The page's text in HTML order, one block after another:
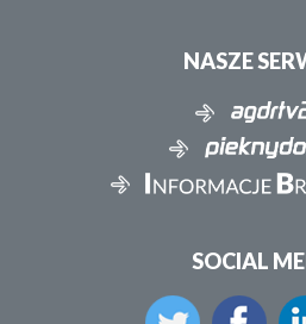
NASZE
SOCIAL